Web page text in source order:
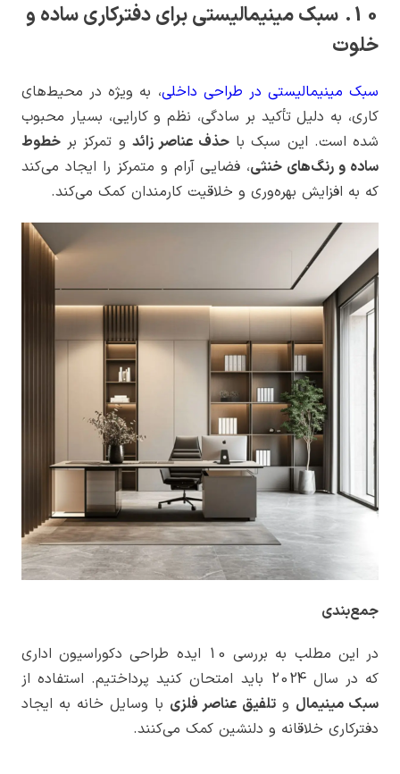
10. سبک مینیمالیستی برای دفترکاری ساده و
خلوت
سبک مینیمالیستی در طراحی داخلی، به ویژه در محیط‌های
کاری، به دلیل تأکید بر سادگی، نظم و کارایی، بسیار محبوب
شده است. این سبک با حذف عناصر زائد و تمرکز بر خطوط
ساده و رنگ‌های خنثی، فضایی آرام و متمرکز را ایجاد می‌کند
که به افزایش بهره‌وری و خلاقیت کارمندان کمک می‌کند.
جمع‌بندی
در این مطلب به بررسی 10 ایده طراحی دکوراسیون اداری
که در سال 2024 باید امتحان کنید پرداختیم. استفاده از
سبک مینیمال و تلفیق عناصر فلزی با وسایل خانه به ایجاد
دفترکاری خلاقانه و دلنشین کمک می‌کنند.